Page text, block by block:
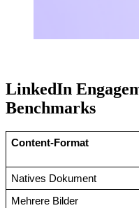
LinkedIn
Benchmarks
Content-Format
Natives Dokument
Mehrere Bilder